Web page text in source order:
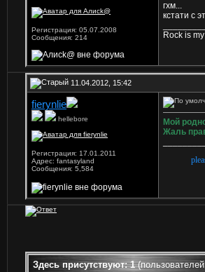
Регистрация: 05.07.2008
Сообщения: 214
гхм...
кстати с
Rock is
11.04.2012, 15:42
fierynlie
hellebore
Регистрация: 17.01.2011
Адрес: fantasyland
Сообщения: 5,584
Мой
Жаль
Здесь присутствуют: 1